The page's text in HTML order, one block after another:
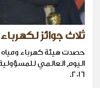
ثلاث جوائز
حصدت هيئة كهرباء ومياه
اليوم العالمي
2016.